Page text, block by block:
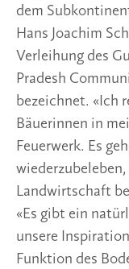
dem
Hans Joachim
Verleihung des
Pradesh
bezeichnet. «Ich
Bäuerinnen in
Feuerwerk. Es
Landwirtschaft
«Es gibt ein
unsere
Funktion des